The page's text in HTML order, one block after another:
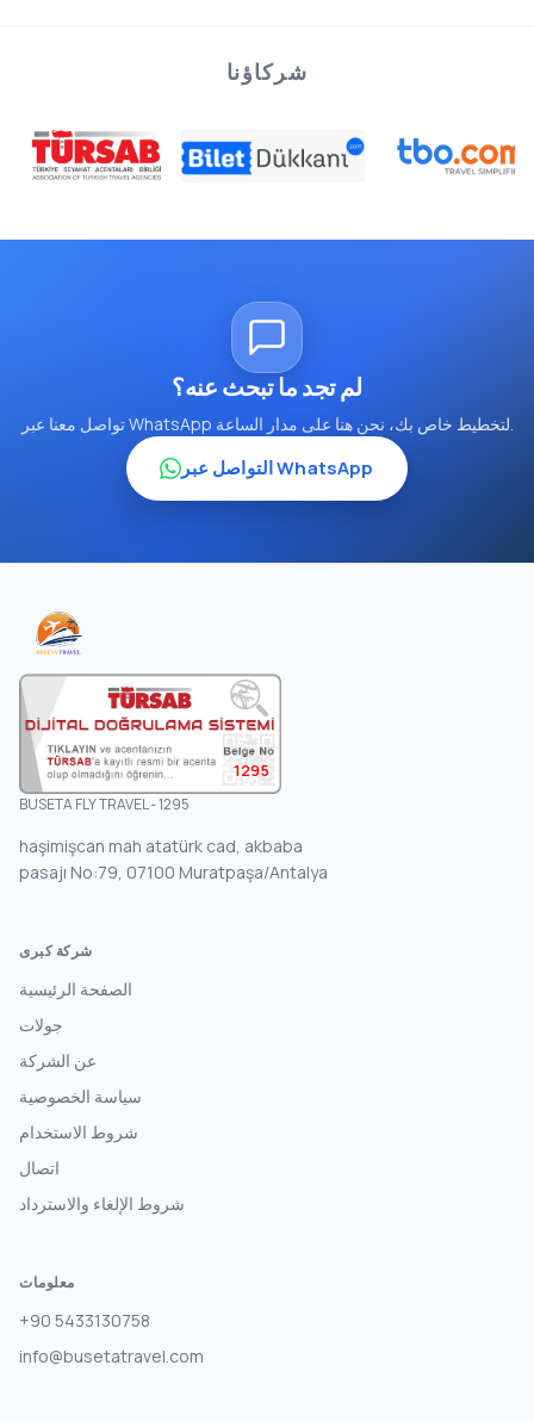
شركاؤنا
لم تجد ما تبحث عنه؟
تواصل معنا عبر WhatsApp لتخطيط خاص بك، نحن هنا على مدار الساعة.
التواصل عبر WhatsApp
1295
BUSETA FLY TRAVEL - 1295
haşimişcan mah atatürk cad, akbaba
pasajı No:79, 07100 Muratpaşa/Antalya
شركة كبرى
الصفحة الرئيسية
جولات
عن الشركة
سياسة الخصوصية
شروط الاستخدام
اتصال
شروط الإلغاء والاسترداد
معلومات
+90 5433130758
info@busetatravel.com